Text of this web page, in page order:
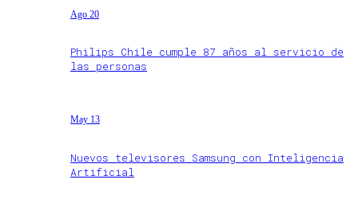
Ago 20
Philips Chile cumple 87 años al servicio de
las personas
May 13
Nuevos televisores Samsung con Inteligencia
Artificial